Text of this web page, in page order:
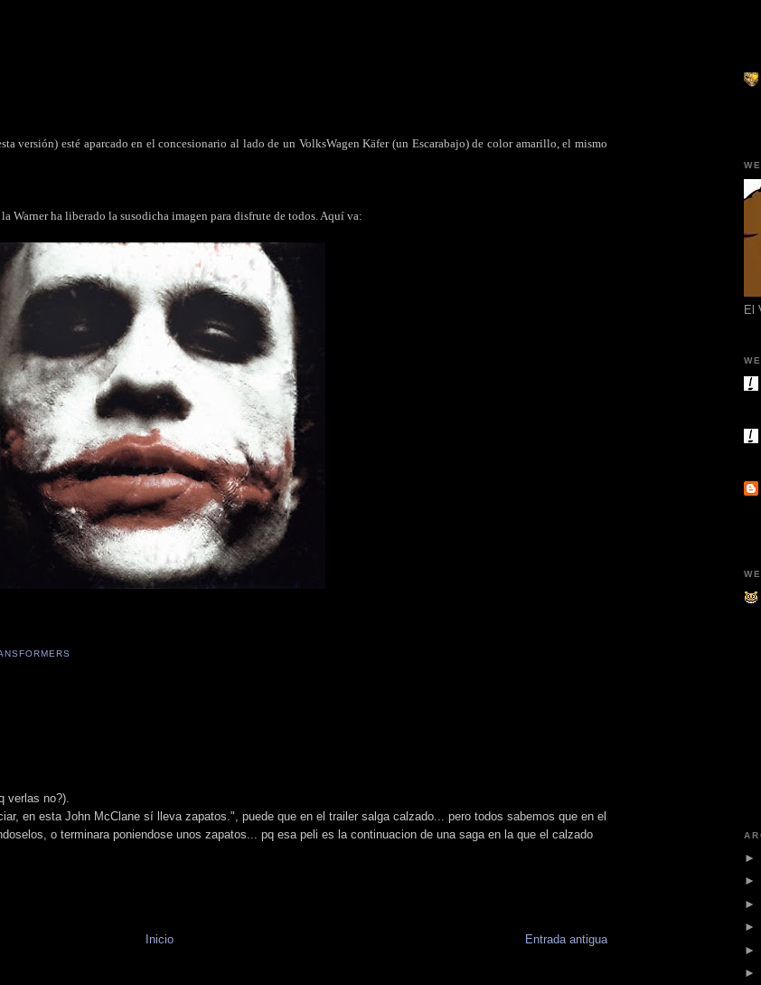
versión) esté aparcado en el concesionario al lado de un VolksWagen Käfer (un Escarabajo) de color amarillo, el mismo
Warner ha liberado la susodicha imagen para disfrute de todos. Aquí va:
verlas no?).
en esta John McClane sí lleva zapatos.", puede que en el trailer salga calzado... pero todos sabemos que en el
o terminara poniendose unos zapatos... pq esa peli es la continuacion de una saga en la que el calzado
Entrada antigua
Inicio
El